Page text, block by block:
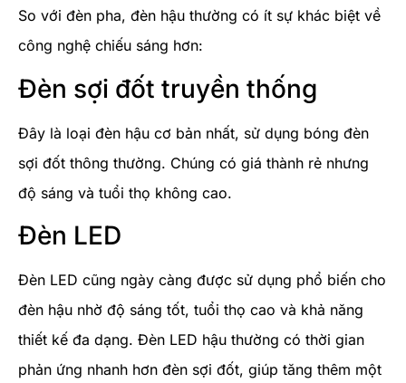
So với đèn pha, đèn hậu thường có ít sự khác biệt về
công nghệ chiếu sáng hơn:
Đèn sợi đốt truyền thống
Đây là loại đèn hậu cơ bản nhất, sử dụng bóng đèn
sợi đốt thông thường. Chúng có giá thành rẻ nhưng
độ sáng và tuổi thọ không cao.
Đèn LED
Đèn LED cũng ngày càng được sử dụng phổ biến cho
đèn hậu nhờ độ sáng tốt, tuổi thọ cao và khả năng
thiết kế đa dạng. Đèn LED hậu thường có thời gian
phản ứng nhanh hơn đèn sợi đốt, giúp tăng thêm một